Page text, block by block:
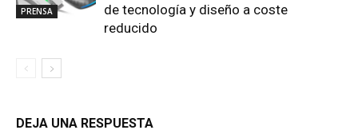
PRENSA
de tecnología y diseño a coste
reducido
DEJA UNA RESPUESTA